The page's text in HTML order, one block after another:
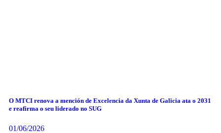
O MTCI renova a mención de Excelencia da Xunta de Galicia ata o 2031
e reafirma o seu liderado no SUG
01/06/2026